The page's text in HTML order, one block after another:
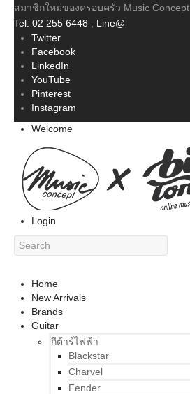
สมาชิกใหม่ของครอบครัว Music Concept
Tel: 02 255 6448
Line@
Twitter
Facebook
LinkedIn
YouTube
Pinterest
Instagram
Welcome
Login
Home
New Arrivals
Brands
Guitar
กีต้าร์ไฟฟ้า
Blackstar
Charvel
Fender